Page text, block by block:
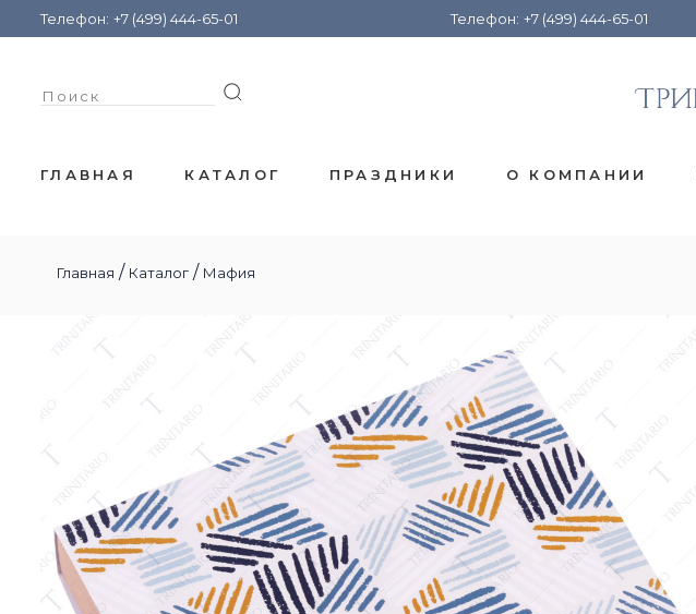
Телефон: +7 (499) 444-65-01 Телефон: +7 (499) 444-65-01
ГЛАВНАЯ КАТАЛОГ ПРАЗДНИКИ О КОМПАНИИ
Главная / Каталог / Мафия